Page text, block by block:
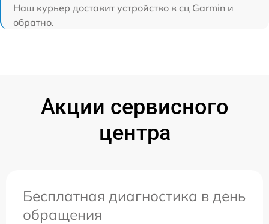
Наш курьер доставит устройство в сц Garmin и
обратно.
Акции сервисного
центра
Бесплатная диагностика в день
обращения